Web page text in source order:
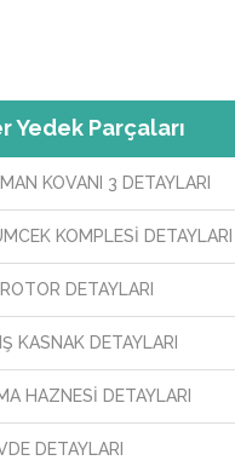
Yedek Parçaları
KOVANI 3 DETAYLARI
KOMPLESİ DETAYLARI
DETAYLARI
KASNAK DETAYLARI
HAZNESİ DETAYLARI
DETAYLARI